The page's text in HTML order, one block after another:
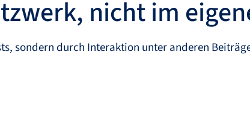
nicht im
sondern durch Interaktion unter anderen